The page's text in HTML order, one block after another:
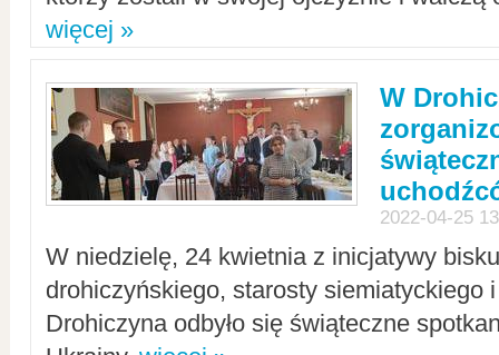
więcej »
W
2022-04-25
W niedzielę, 24 kwietnia z inicjatywy
drohiczyńskiego, starosty siemiatyckiego
Drohiczyna odbyło się świąteczne